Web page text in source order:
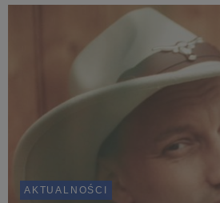
tego utworu!
AKTUALNOŚCI